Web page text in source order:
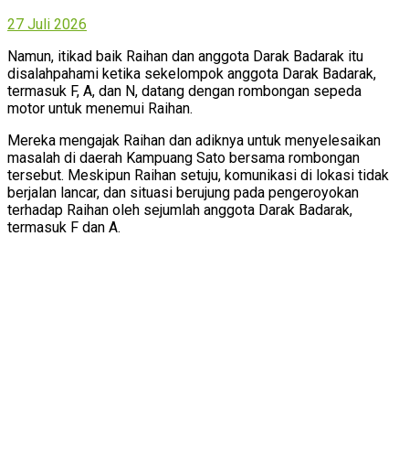
27 Juli 2026
Namun, itikad baik Raihan dan anggota Darak Badarak itu
disalahpahami ketika sekelompok anggota Darak Badarak,
termasuk F, A, dan N, datang dengan rombongan sepeda
motor untuk menemui Raihan.
Mereka mengajak Raihan dan adiknya untuk menyelesaikan
masalah di daerah Kampuang Sato bersama rombongan
tersebut. Meskipun Raihan setuju, komunikasi di lokasi tidak
berjalan lancar, dan situasi berujung pada pengeroyokan
terhadap Raihan oleh sejumlah anggota Darak Badarak,
termasuk F dan A.